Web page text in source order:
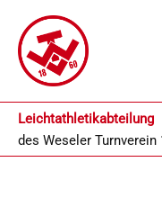
Inhalt
springen
Leichtathletikabteilung
des Weseler Turnverein